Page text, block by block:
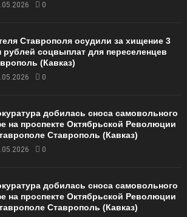
0
Ставрополя осудили за хищение 3
рублей соцвыплат для переселенцев
(Кавказ)
0
добилась сноса самовольного
на проспекте Октябрьской Революции
Ставрополь (Кавказ)
0
добилась сноса самовольного
на проспекте Октябрьской Революции
Ставрополь (Кавказ)